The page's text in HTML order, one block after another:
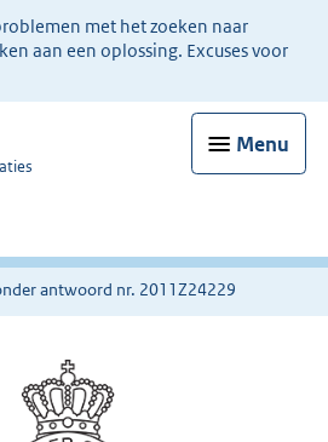
met het zoeken naar
aan een oplossing. Excuses voor
Menu
antwoord nr. 2011Z24229